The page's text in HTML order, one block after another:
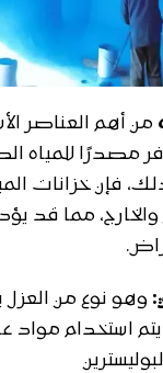
من أهم العناصر
مصدرًا للمياه
فإن خزانات
مما قد
وهو نوع من العزل
يتم استخدام مواد